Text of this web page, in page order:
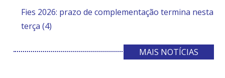
Fies 2026: prazo de complementação termina nesta
terça (4)
MAIS NOTÍCIAS